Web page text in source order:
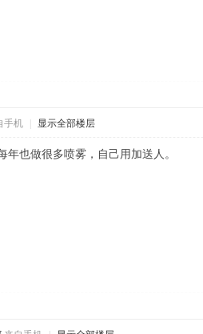
手机 显示全部楼层
也做很多喷雾，自己用加送人。